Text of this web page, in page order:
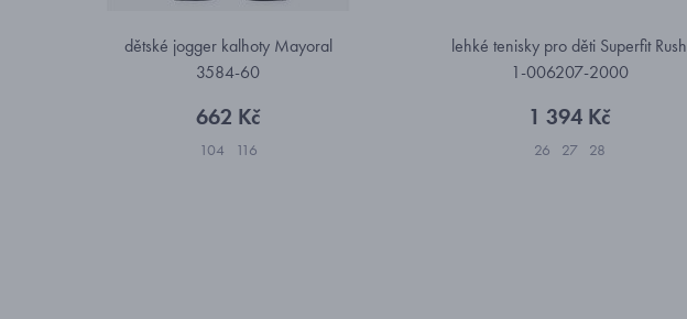
dětské jogger kalhoty Mayoral
3584-60
662 Kč
104 116
lehké tenisky pro děti Superfit Rush
1-006207-2000
1 394 Kč
26 27 28